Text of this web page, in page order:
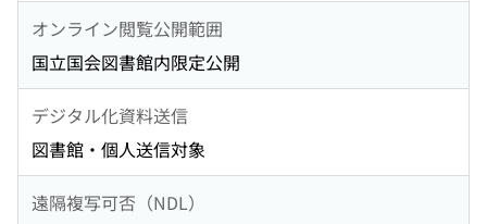
オンライン閲覧公開範囲
国立国会図書館内限定公開
デジタル化資料送信
図書館・個人送信対象
遠隔複写可否（NDL）